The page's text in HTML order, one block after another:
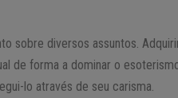
sobre diversos assuntos.
de forma a dominar o
lo através de seu carisma.